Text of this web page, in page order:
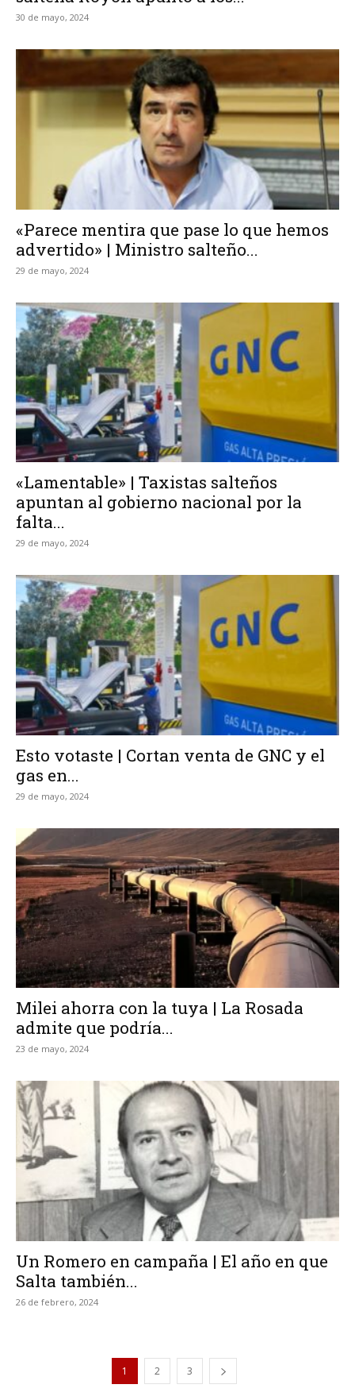
30 de mayo, 2024
«Parece mentira que pase lo que hemos
advertido» | Ministro salteño...
29 de mayo, 2024
«Lamentable» | Taxistas salteños
apuntan al gobierno nacional por la
falta...
29 de mayo, 2024
Esto votaste | Cortan venta de GNC y el
gas en...
29 de mayo, 2024
Milei ahorra con la tuya | La Rosada
admite que podría...
23 de mayo, 2024
Un Romero en campaña | El año en que
Salta también...
26 de febrero, 2024
1 2 3